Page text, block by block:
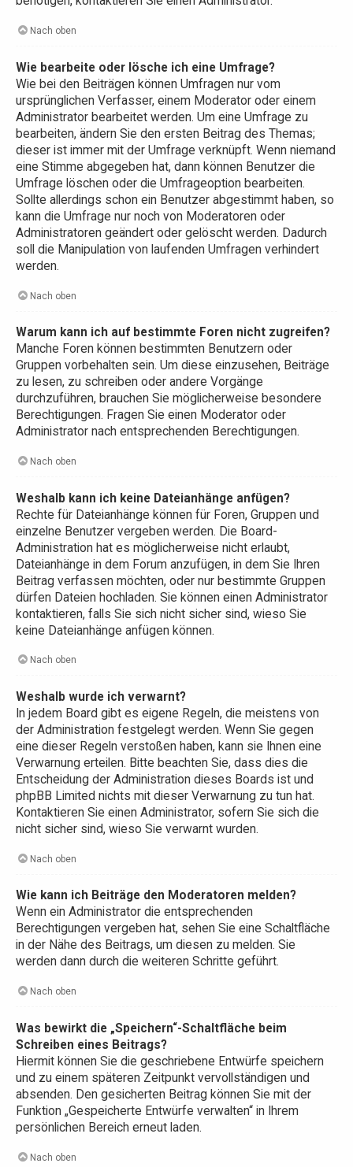
Nach oben
Wie bearbeite oder lösche ich eine Umfrage?
Wie bei den Beiträgen können Umfragen nur vom
ursprünglichen Verfasser, einem Moderator oder einem
Administrator bearbeitet werden. Um eine Umfrage zu
bearbeiten, ändern Sie den ersten Beitrag des Themas;
dieser ist immer mit der Umfrage verknüpft. Wenn niemand
eine Stimme abgegeben hat, dann können Benutzer die
Umfrage löschen oder die Umfrageoption bearbeiten.
Sollte allerdings schon ein Benutzer abgestimmt haben, so
kann die Umfrage nur noch von Moderatoren oder
Administratoren geändert oder gelöscht werden. Dadurch
soll die Manipulation von laufenden Umfragen verhindert
werden.
Nach oben
Warum kann ich auf bestimmte Foren nicht zugreifen?
Manche Foren können bestimmten Benutzern oder
Gruppen vorbehalten sein. Um diese einzusehen, Beiträge
zu lesen, zu schreiben oder andere Vorgänge
durchzuführen, brauchen Sie möglicherweise besondere
Berechtigungen. Fragen Sie einen Moderator oder
Administrator nach entsprechenden Berechtigungen.
Nach oben
Weshalb kann ich keine Dateianhänge anfügen?
Rechte für Dateianhänge können für Foren, Gruppen und
einzelne Benutzer vergeben werden. Die Board-
Administration hat es möglicherweise nicht erlaubt,
Dateianhänge in dem Forum anzufügen, in dem Sie Ihren
Beitrag verfassen möchten, oder nur bestimmte Gruppen
dürfen Dateien hochladen. Sie können einen Administrator
kontaktieren, falls Sie sich nicht sicher sind, wieso Sie
keine Dateianhänge anfügen können.
Nach oben
Weshalb wurde ich verwarnt?
In jedem Board gibt es eigene Regeln, die meistens von
der Administration festgelegt werden. Wenn Sie gegen
eine dieser Regeln verstoßen haben, kann sie Ihnen eine
Verwarnung erteilen. Bitte beachten Sie, dass dies die
Entscheidung der Administration dieses Boards ist und
phpBB Limited nichts mit dieser Verwarnung zu tun hat.
Kontaktieren Sie einen Administrator, sofern Sie sich die
nicht sicher sind, wieso Sie verwarnt wurden.
Nach oben
Wie kann ich Beiträge den Moderatoren melden?
Wenn ein Administrator die entsprechenden
Berechtigungen vergeben hat, sehen Sie eine Schaltfläche
in der Nähe des Beitrags, um diesen zu melden. Sie
werden dann durch die weiteren Schritte geführt.
Nach oben
Was bewirkt die „Speichern“-Schaltfläche beim
Schreiben eines Beitrags?
Hiermit können Sie die geschriebene Entwürfe speichern
und zu einem späteren Zeitpunkt vervollständigen und
absenden. Den gesicherten Beitrag können Sie mit der
Funktion „Gespeicherte Entwürfe verwalten“ in Ihrem
persönlichen Bereich erneut laden.
Nach oben